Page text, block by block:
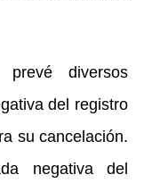
prevé diversos
del registro
su cancelación.
negativa del